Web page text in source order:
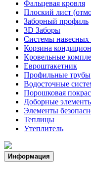
Фальцевая кровля
Плоский лист
Заборный профиль
3D Заборы
Системы навесных
Корзина
Кровельные
Евроштакетник
Профильные трубы
Водосточные
Порошковая
Доборные
Элементы
Теплицы
Утеплитель
Информация